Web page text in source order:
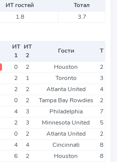
ИТ гостей
Тотал
1.8 3.7
ИТ
1
ИТ
2
Гости Т
0 2 Houston 2
2 1 Toronto 3
2 2 Atlanta United 4
0 2 Tampa Bay Rowdies 2
4 3 Philadelphia 7
2 3 Minnesota United 5
0 2 Atlanta United 2
4 4 Cincinnati 8
6 2 Houston 8